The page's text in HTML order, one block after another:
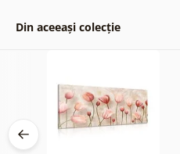
Din aceeași colecție